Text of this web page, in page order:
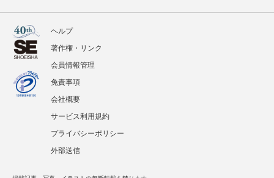
ヘルプ
著作権・リンク
会員情報管理
免責事項
会社概要
サービス利用規約
プライバシーポリシー
外部送信